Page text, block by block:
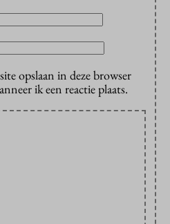
opslaan in deze browser
ik een reactie plaats.